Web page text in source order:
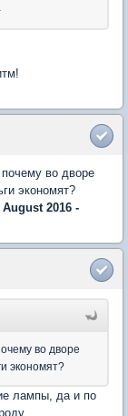
во дворе
экономят?
2016 -
во дворе
экономят?
лампы, да и по